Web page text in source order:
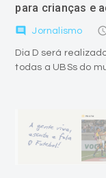
para crianças e
comment Jornalismo
Dia D será
todas a UBSs do